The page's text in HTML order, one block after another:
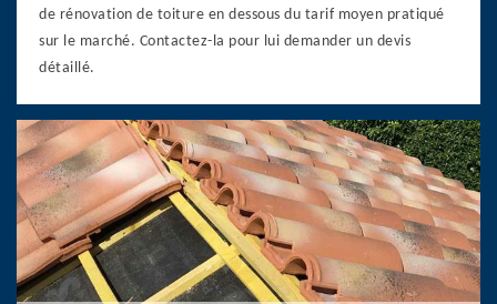
de rénovation de toiture en dessous du tarif moyen pratiqué
sur le marché. Contactez-la pour lui demander un devis
détaillé.